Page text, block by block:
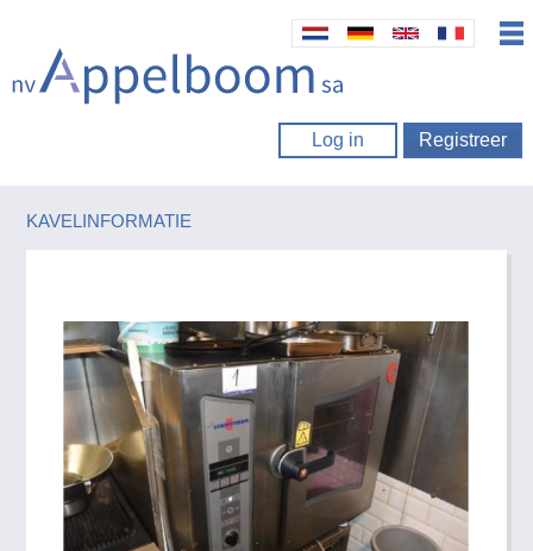
Log in Registreer
KAVELINFORMATIE